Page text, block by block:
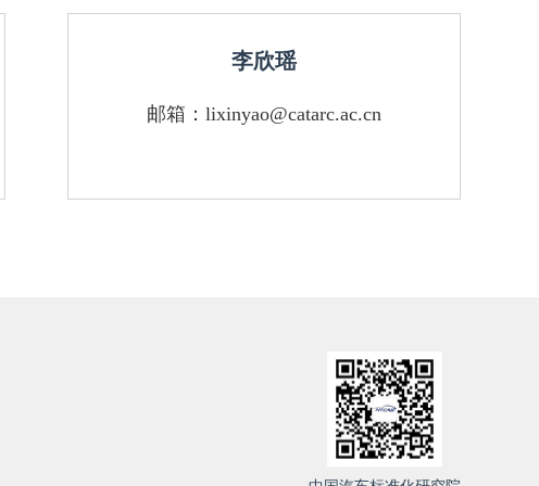
李欣瑶
邮箱：lixinyao@catarc.ac.cn